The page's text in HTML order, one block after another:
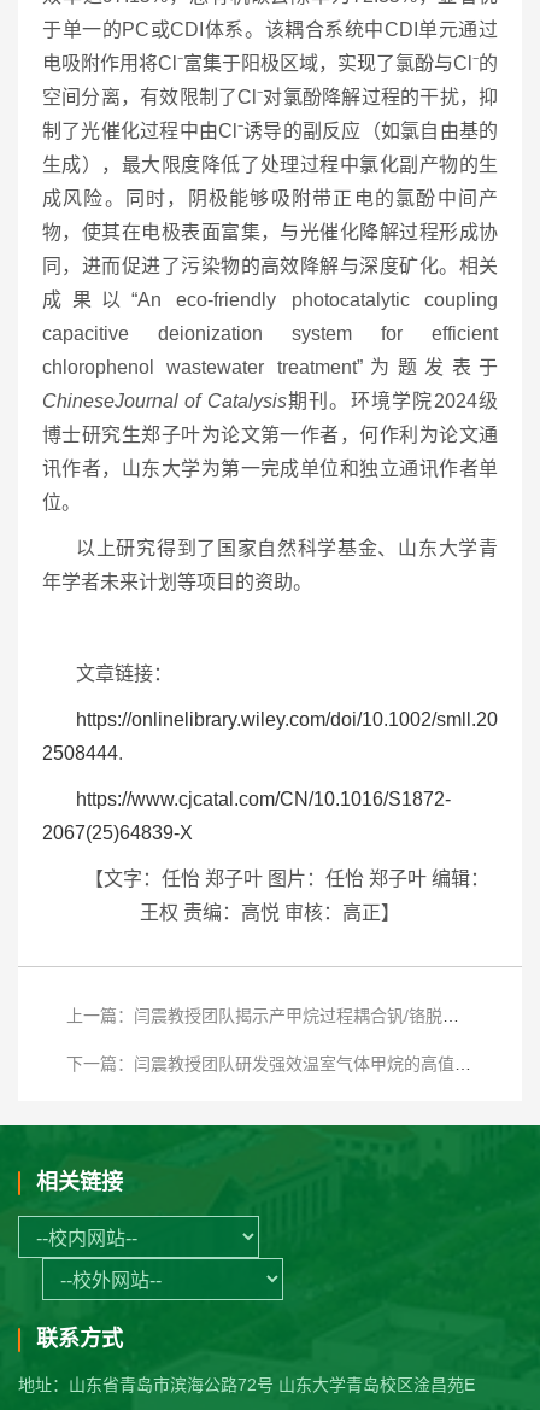
于单一的PC或CDI体系。该耦合系统中CDI单元通过
电吸附作用将Cl⁻富集于阳极区域，实现了氯酚与Cl⁻的
空间分离，有效限制了Cl⁻对氯酚降解过程的干扰，抑
制了光催化过程中由Cl⁻诱导的副反应（如氯自由基的
生成），最大限度降低了处理过程中氯化副产物的生
成风险。同时，阴极能够吸附带正电的氯酚中间产
物，使其在电极表面富集，与光催化降解过程形成协
同，进而促进了污染物的高效降解与深度矿化。相关
成果以“An eco-friendly photocatalytic coupling
capacitive deionization system for efficient
chlorophenol wastewater treatment”为题发表于
ChineseJournal of Catalysis期刊。环境学院2024级
博士研究生郑子叶为论文第一作者，何作利为论文通
讯作者，山东大学为第一完成单位和独立通讯作者单
位。
以上研究得到了国家自然科学基金、山东大学青
年学者未来计划等项目的资助。
文章链接：
https://onlinelibrary.wiley.com/doi/10.1002/smll.20
2508444.
https://www.cjcatal.com/CN/10.1016/S1872-
2067(25)64839-X
【文字：任怡 郑子叶 图片：任怡 郑子叶 编辑：
王权 责编：高悦 审核：高正】
相关链接
联系方式
地址：山东省青岛市滨海公路72号 山东大学青岛校区淦昌苑E